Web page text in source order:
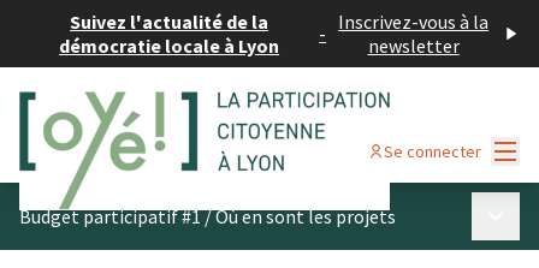
Suivez l'actualité de la
démocratie locale à Lyon
- Inscrivez-vous à la
newsletter
Se connecter
Budget participatif #1/Où en sont les projets